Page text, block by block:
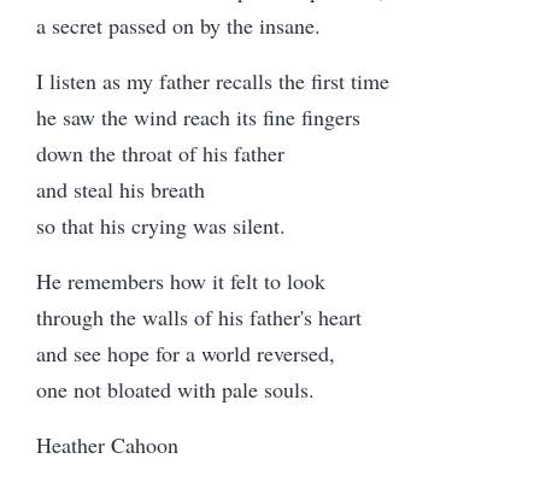
a secret passed on by the insane.
I listen as my father recalls the first time
he saw the wind reach its fine fingers
down the throat of his father
and steal his breath
so that his crying was silent.
He remembers how it felt to look
through the walls of his father's heart
and see hope for a world reversed,
one not bloated with pale souls.
Heather Cahoon